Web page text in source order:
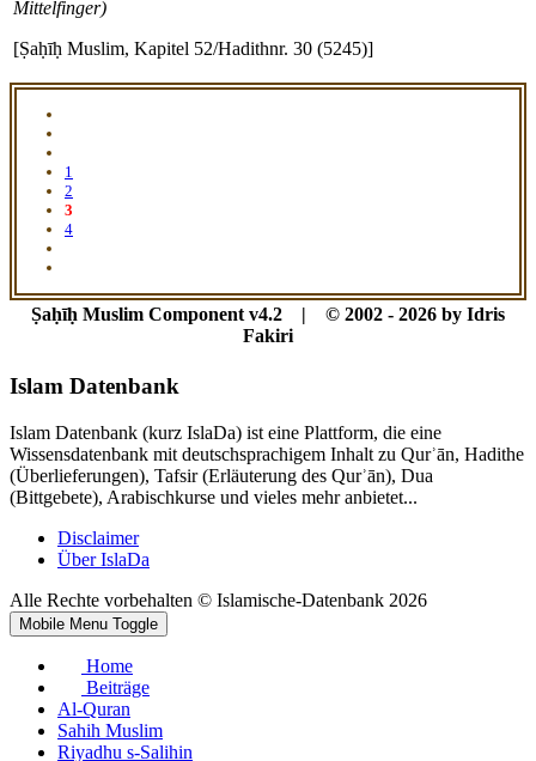
Mittelfinger)
[Ṣaḥīḥ Muslim, Kapitel 52/Hadithnr. 30 (5245)]
1
2
3
4
Ṣaḥīḥ Muslim Component v4.2 | © 2002 - 2026 by Idris
Fakiri
Islam Datenbank
Islam Datenbank (kurz IslaDa) ist eine Plattform, die eine
Wissensdatenbank mit deutschsprachigem Inhalt zu Qurʾān, Hadithe
(Überlieferungen), Tafsir (Erläuterung des Qurʾān), Dua
(Bittgebete), Arabischkurse und vieles mehr anbietet...
Disclaimer
Über IslaDa
Alle Rechte vorbehalten © Islamische-Datenbank 2026
Mobile Menu Toggle
Home
Beiträge
Al-Quran
Sahih Muslim
Riyadhu s-Salihin